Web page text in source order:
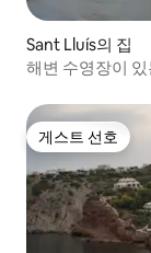
Sant Lluís의 집
해변 수영장이 있
게스트 선호
게스트 선호